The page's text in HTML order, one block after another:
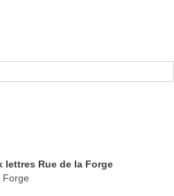
lettres Rue de la Forge
Forge